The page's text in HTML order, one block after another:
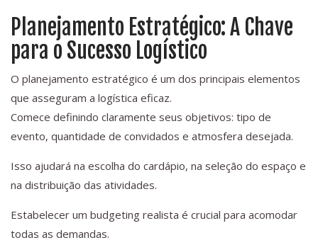
Planejamento Estratégico: A Chave
para o Sucesso Logístico
O planejamento estratégico é um dos principais elementos
que asseguram a logística eficaz.
Comece definindo claramente seus objetivos: tipo de
evento, quantidade de convidados e atmosfera desejada.
Isso ajudará na escolha do cardápio, na seleção do espaço e
na distribuição das atividades.
Estabelecer um budgeting realista é crucial para acomodar
todas as demandas.